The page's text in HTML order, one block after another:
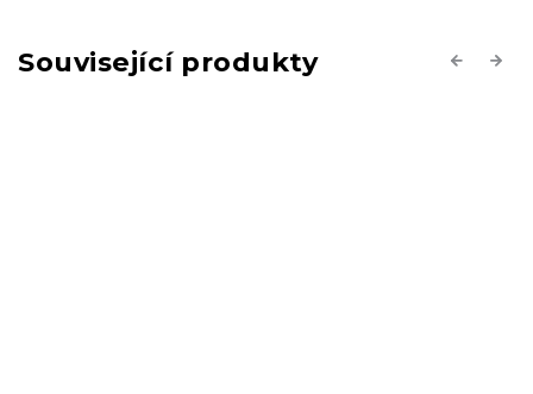
Související produkty Previous
Next